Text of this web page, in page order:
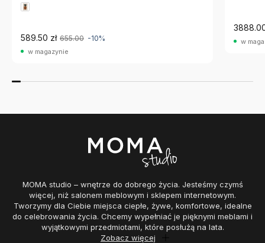
589.50 zł 655.00 -10%
w magazynie
w
MOMA studio – wnętrze do dobrego życia. Jesteśmy czymś
więcej, niż salonem meblowym i sklepem internetowym.
Tworzymy dla Ciebie miejsca ciepłe, żywe, komfortowe, idealne
do celebrowania życia. Chcemy wypełniać je pięknymi meblami i
wyjątkowymi przedmiotami, które posłużą na lata.
Zobacz więcej